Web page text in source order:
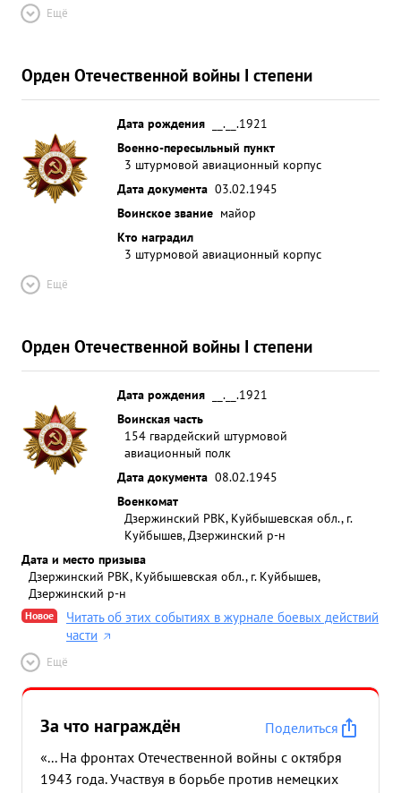
Ещё
Орден Отечественной войны I степени
Дата рождения
__.__.1921
Военно-пересыльный пункт
3 штурмовой авиационный корпус
Дата документа 03.02.1945
Воинское звание майор
Кто наградил
3 штурмовой авиационный корпус
Ещё
Орден Отечественной войны I степени
Дата рождения
__.__.1921
Воинская часть
154 гвардейский штурмовой
авиационный полк
Дата документа 08.02.1945
Военкомат
Дзержинский РВК, Куйбышевская обл., г.
Куйбышев, Дзержинский р-н
Дата и место призыва
Дзержинский РВК, Куйбышевская обл., г. Куйбышев,
Дзержинский р-н
Новое
Читать об этих событиях в журнале боевых действий
части
Ещё
За что награждён
Поделиться
«... На фронтах Отечественной войны с октября
1943 года. Участвуя в борьбе против немецких